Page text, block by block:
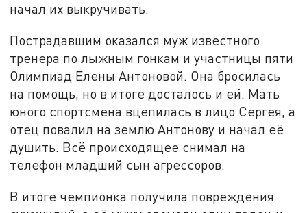
начал их выкручивать.
Пострадавшим оказался муж известного
тренера по лыжным гонкам и участницы пяти
Олимпиад Елены Антоновой. Она бросилась
на помощь, но в итоге досталось и ей. Мать
юного спортсмена вцепилась в лицо Сергея, а
отец повалил на землю Антонову и начал её
душить. Всё происходящее снимал на
телефон младший сын агрессоров.
В итоге чемпионка получила повреждения